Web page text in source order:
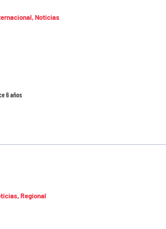
,Noticias
6 años
,Regional